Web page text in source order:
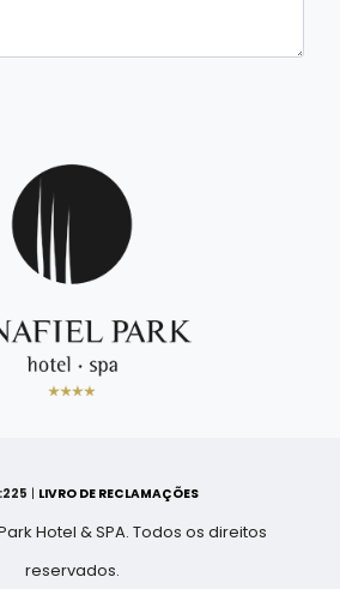
| LIVRO DE RECLAMAÇÕES
Hotel & SPA. Todos os direitos
reservados.